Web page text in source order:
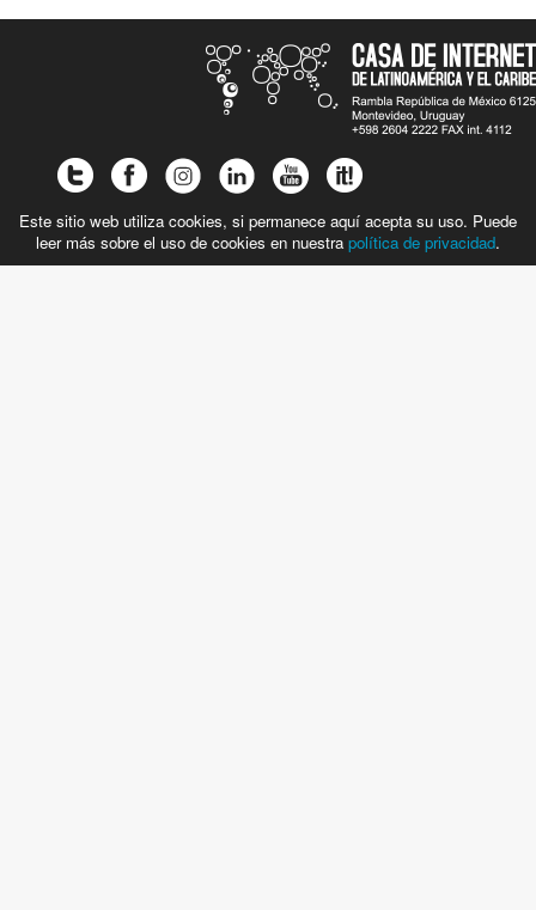
Este sitio web utiliza cookies, si permanece aquí acepta su uso. Puede
leer más sobre el uso de cookies en nuestra política de privacidad.